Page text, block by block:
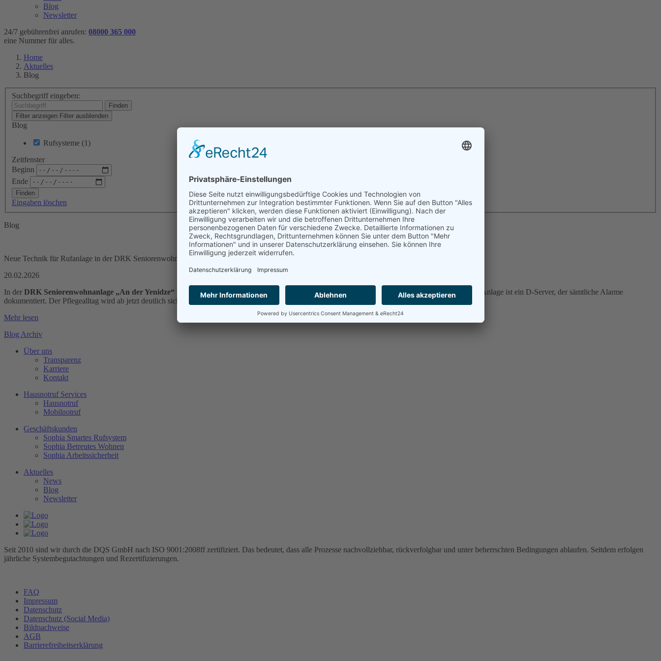
Blog
Newsletter
24/7 gebührenfrei anrufen: 08000 365 000
eine Nummer für alles.
Home
Aktuelles
Blog
Suchbegriff eingeben:
Filter anzeigen Filter ausblenden
Blog
Rufsysteme (1)
Zeitfenster
Beginn
Ende
Eingaben löschen
Blog
Neue Technik für Rufanlage in der DRK Seniorenwohnanlage „An der Yenidze“ in Dresden
20.02.2026
In der DRK Seniorenwohnanlage „An der Yenidze“ in Dresden wurdedie Rufanlage und dazu gehörige bestehende Technik erneuert. Kernstück der Anlage ist ein D-Server, der sämtliche Alarme
dokumentiert. Der Pflegealltag wird ab jetzt deutlich sicherer und effizienter und das mit geringen Investitionskosten.
Mehr lesen
Blog Archiv
Über uns
Transparenz
Karriere
Kontakt
Hausnotruf Services
Hausnotruf
Mobilnotruf
Geschäftskunden
Sophia Smartes Rufsystem
Sophia Betreutes Wohnen
Sophia Arbeitssicherheit
Aktuelles
News
Blog
Newsletter
Seit 2010 sind wir durch die DQS GmbH nach ISO 9001:2008ff zertifiziert. Das bedeutet, dass alle Prozesse nachvollziehbar, rückverfolgbar und unter beherrschten Bedingungen ablaufen. Seitdem erfolgen
jährliche Systembegutachtungen und Rezertifizierungen.
FAQ
Impressum
Datenschutz
Datenschutz (Social Media)
Bildnachweise
AGB
Barrierefreiheitserklärung